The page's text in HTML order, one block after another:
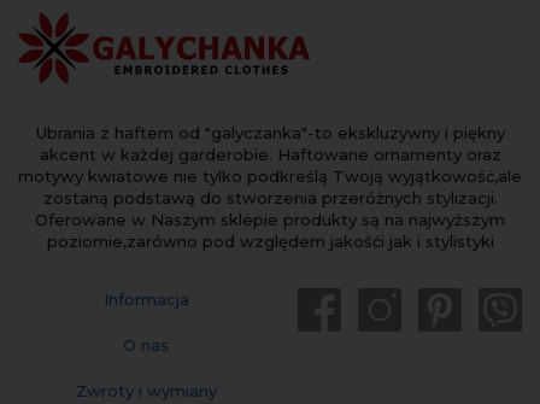
Ubrania z haftem od "galyczanka"-to ekskluzywny i piękny
akcent w każdej garderobie. Haftowane ornamenty oraz
motywy kwiatowe nie tylko podkreślą Twoją wyjątkowość,ale
zostaną podstawą do stworzenia przeróżnych stylizacji.
Oferowane w Naszym sklepie produkty są na najwyższym
poziomie,zarówno pod względem jakośći jak i stylistyki
Informacja
O nas
Zwroty i wymiany